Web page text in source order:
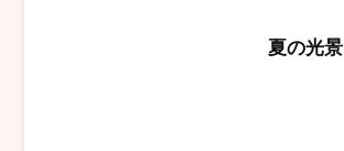
夏の光景